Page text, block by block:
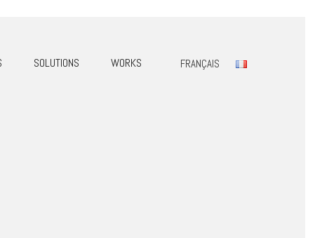
FRANÇAIS
SOLUTIONS WORKS